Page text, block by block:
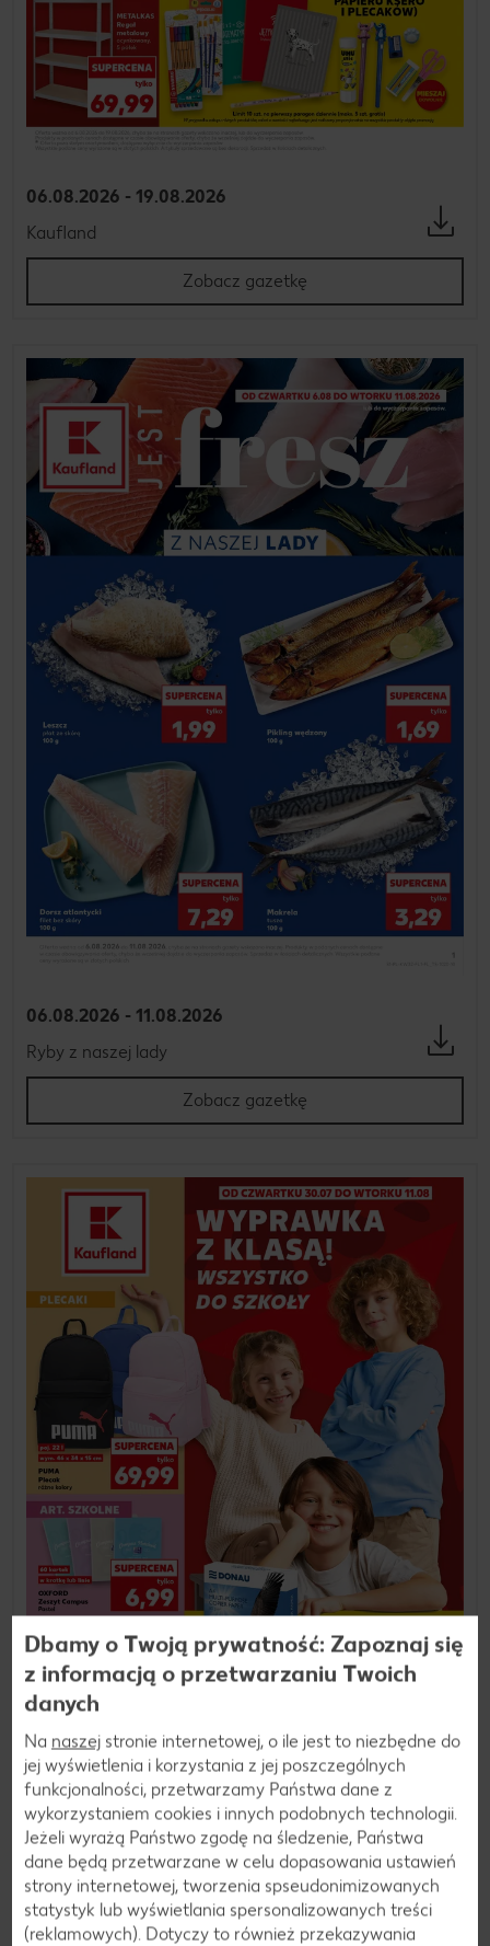
06.08.2026 - 19.08.2026
Kaufland
Zobacz gazetkę
06.08.2026 - 11.08.2026
Ryby z naszej lady
Zobacz gazetkę
30.07.2026 - 11.08.2026
Kaufland
Zobacz gazetkę
Dbamy o Twoją prywatność: Zapoznaj się
z informacją o przetwarzaniu Twoich
danych
Na naszej stronie internetowej, o ile jest to niezbędne do
jej wyświetlenia i korzystania z jej poszczególnych
funkcjonalności, przetwarzamy Państwa dane z
wykorzystaniem cookies i innych podobnych technologii.
Jeżeli wyrażą Państwo zgodę na śledzenie, Państwa
dane będą przetwarzane w celu dopasowania ustawień
strony internetowej, tworzenia spseudonimizowanych
statystyk lub wyświetlania spersonalizowanych treści
(reklamowych). Dotyczy to również przekazywania